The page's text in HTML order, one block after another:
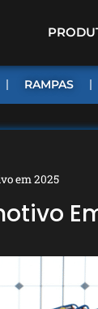
RAMPAS
em 2025